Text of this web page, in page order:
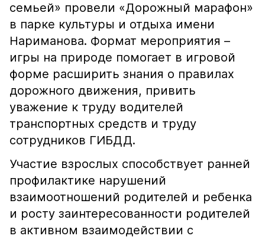
семьей» провели «Дорожный марафон»
в парке культуры и отдыха имени
Нариманова. Формат мероприятия –
игры на природе помогает в игровой
форме расширить знания о правилах
дорожного движения, привить
уважение к труду водителей
транспортных средств и труду
сотрудников ГИБДД.
Участие взрослых способствует ранней
профилактике нарушений
взаимоотношений родителей и ребенка
и росту заинтересованности родителей
в активном взаимодействии с